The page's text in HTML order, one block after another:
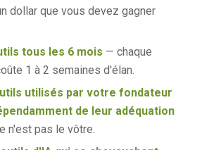
dollar que vous devez gagner
tous les 6 mois — chaque
1 à 2 semaines d'élan.
utilisés par votre fondateur
de leur adéquation
n'est pas le vôtre.